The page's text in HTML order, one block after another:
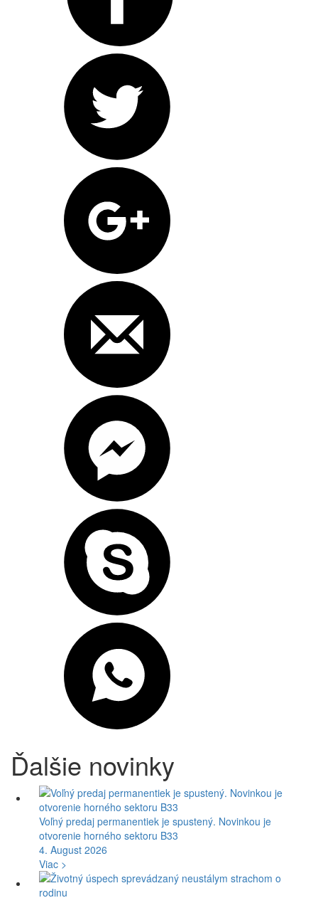
Ďalšie novinky
Voľný predaj permanentiek je spustený. Novinkou je
otvorenie horného sektoru B33
4. August 2026
Viac >